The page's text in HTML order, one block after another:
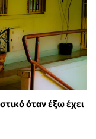
όταν έξω έχει